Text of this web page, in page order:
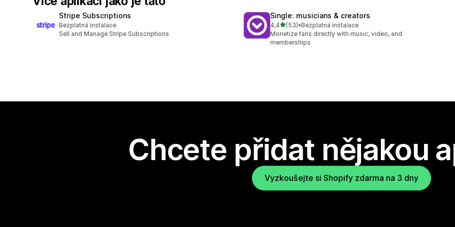
Stripe Subscriptions
Bezplatná instalace
Sell and Manage Stripe Subscriptions
Single: musicians & creators
4,4z 5 hvězd
(53)
Celkový počet recenzí: 53
•Bezplatná instalace
Monetize fans directly with music, video, and
memberships
Chcete přidat nějakou
Vyzkoušejte si Shopify zdarma na 3 dny